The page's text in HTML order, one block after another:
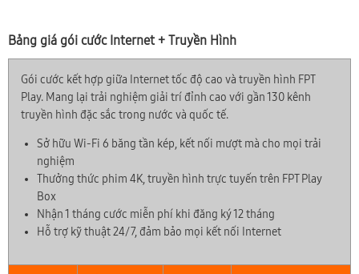
Bảng giá gói cước Internet + Truyền Hình
Gói cước kết hợp giữa Internet tốc độ cao và truyền hình FPT
Play. Mang lại trải nghiệm giải trí đỉnh cao với gần 130 kênh
truyền hình đặc sắc trong nước và quốc tế.
Sở hữu Wi-Fi 6 băng tần kép, kết nối mượt mà cho mọi trải
nghiệm
Thưởng thức phim 4K, truyền hình trực tuyến trên FPT Play
Box
Nhận 1 tháng cước miễn phí khi đăng ký 12 tháng
Hỗ trợ kỹ thuật 24/7, đảm bảo mọi kết nối Internet